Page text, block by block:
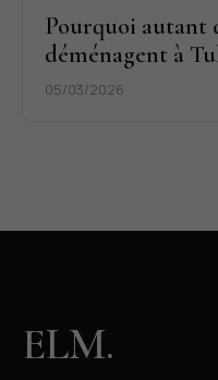
Pourquoi autant
déménagent à
05/03/2026
ELM.